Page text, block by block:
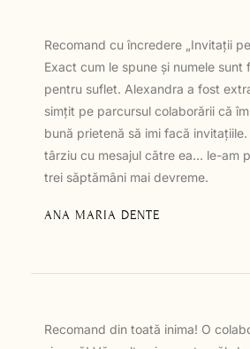
Recomand cu încredere „Invitații
Exact cum le spune și numele sunt
pentru suflet. Alexandra a fost
simțit pe parcursul colaborării că
bună prietenă să imi facă
târziu cu mesajul către ea… le-am
trei săptămâni mai devreme.
ANA MARIA DENTE
Recomand din toată inima! O